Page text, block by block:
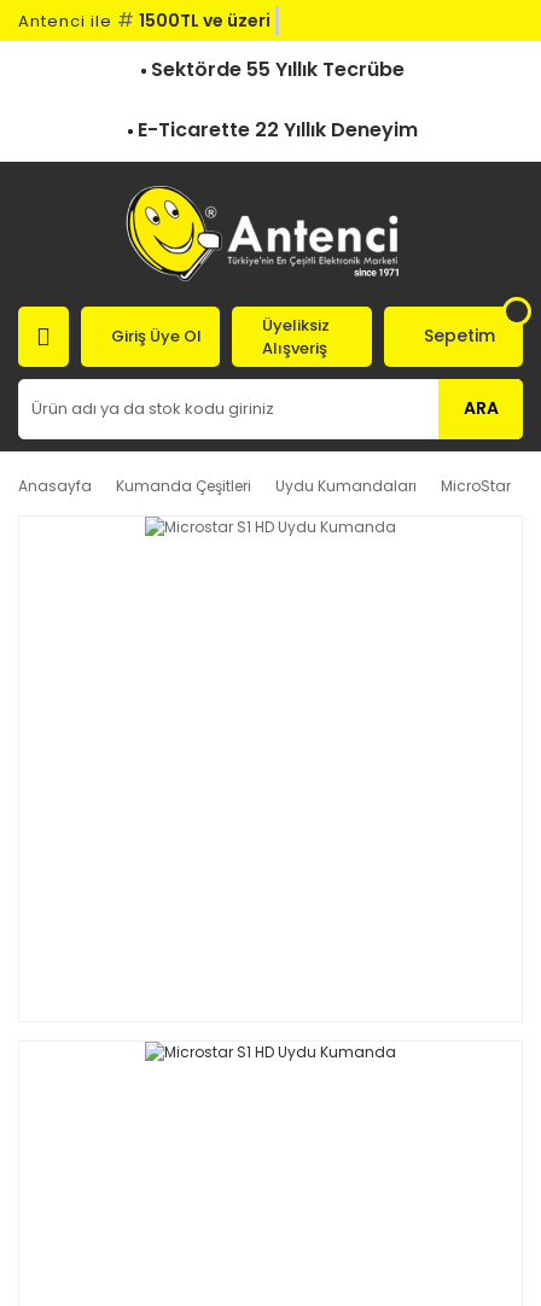
Antenci ile # 1500TL ve üzeri kar
Sektörde 55 Yıllık Tecrübe
E-Ticarette 22 Yıllık Deneyim
ARA
Giriş Üye Ol
Üyeliksiz
Alışveriş
Sepetim
Anasayfa Kumanda Çeşitleri Uydu Kumandaları MicroStar